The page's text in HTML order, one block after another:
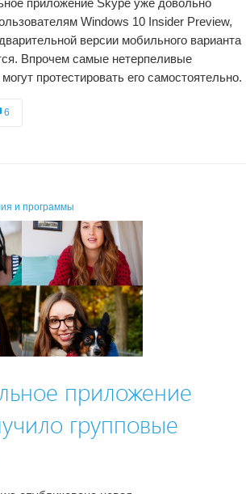
приложение Skype уже довольно
Windows 10 Insider Preview,
версии мобильного варианта
Впрочем самые нетерпеливые
протестировать его самостоятельно.
6
и программы
приложение
групповые